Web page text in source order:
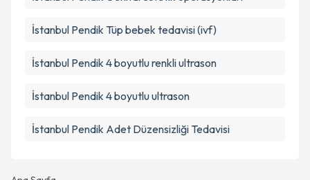
İstanbul Pendik Tüp bebek tedavisi (ivf)
İstanbul Pendik 4 boyutlu renkli ultrason
İstanbul Pendik 4 boyutlu ultrason
İstanbul Pendik Adet Düzensizliği Tedavisi